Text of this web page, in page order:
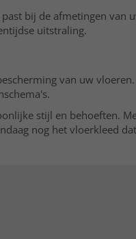
bij de afmetingen van
uitstraling.
van uw
stijl en behoeften.
nog het vloerkleed